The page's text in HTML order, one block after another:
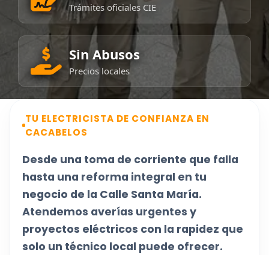
Trámites oficiales CIE
Sin Abusos
Precios locales
TU ELECTRICISTA DE CONFIANZA EN
CACABELOS
Desde una toma de corriente que falla
hasta una reforma integral en tu
negocio de la Calle Santa María.
Atendemos averías urgentes y
proyectos eléctricos con la rapidez que
solo un técnico local puede ofrecer.